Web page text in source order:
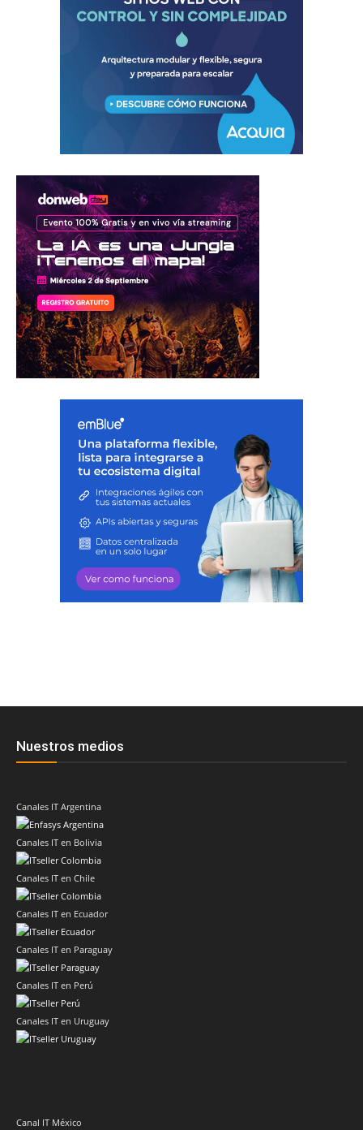
Nuestros medios
Canales IT Argentina
Canales IT en Bolivia
Canales IT en Chile
Canales IT en Ecuador
Canales IT en Paraguay
Canales IT en Perú
Canales IT en Uruguay
Canal IT México